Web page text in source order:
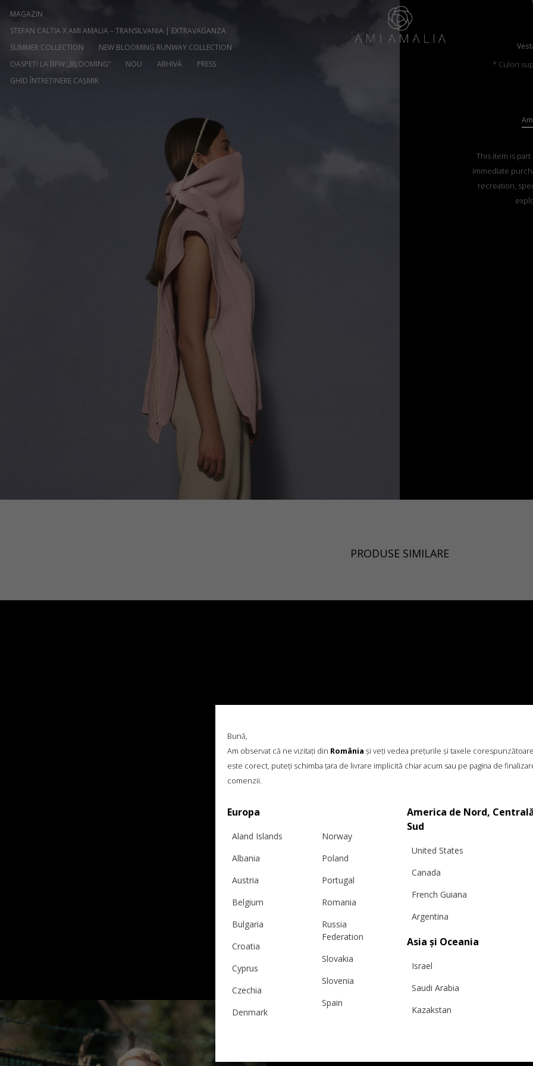
MAGAZIN
STEFAN CALTIA X AMI AMALIA – TRANSILVANIA | EXTRAVAGANZA
SUMMER COLLECTION
NEW BLOOMING RUNWAY COLLECTION
OASPEȚI LA BFW „BLOOMING”
NOU ARHIVĂ
PRESS
GHID ÎNTREȚINERE CAȘMIR
* Culori
This item is
immediate
recreation,
PRODUSE SIMILARE
VESTĂ PONCHO, SILL
Bună,
Am observat că ne vizitați din România și veți vedea prețurile și taxele
este corect, puteți schimba țara de livrare implicită chiar acum sau pe pagina de
comenzii.
Europa
Aland Islands
Albania
Austria
Belgium
Bulgaria
Croatia
Cyprus
Czechia
Denmark
Norway
Poland
Portugal
Romania
Russia
Federation
Slovakia
Slovenia
Spain
America de Nord,
Sud
United States
Canada
French Guiana
Argentina
Asia și Oceania
Israel
Saudi Arabia
Kazakstan